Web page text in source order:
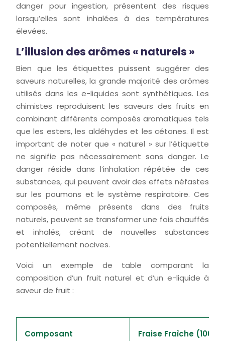
danger pour ingestion, présentent des risques
lorsqu’elles sont inhalées à des températures
élevées.
L’illusion des arômes « naturels »
Bien que les étiquettes puissent suggérer des
saveurs naturelles, la grande majorité des arômes
utilisés dans les e-liquides sont synthétiques. Les
chimistes reproduisent les saveurs des fruits en
combinant différents composés aromatiques tels
que les esters, les aldéhydes et les cétones. Il est
important de noter que « naturel » sur l’étiquette
ne signifie pas nécessairement sans danger. Le
danger réside dans l’inhalation répétée de ces
substances, qui peuvent avoir des effets néfastes
sur les poumons et le système respiratoire. Ces
composés, même présents dans des fruits
naturels, peuvent se transformer une fois chauffés
et inhalés, créant de nouvelles substances
potentiellement nocives.
Voici un exemple de table comparant la
composition d’un fruit naturel et d’un e-liquide à
saveur de fruit :
Composant Fraise Fraîche (100g)